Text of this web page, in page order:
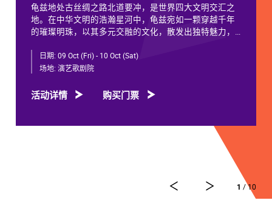
龟兹地处古丝绸之路北道要冲，是世界四大文明交汇之
地。在中华文明的浩瀚星河中，龟兹宛如一颗穿越千年
的璀璨明珠，以其多元交融的文化，散发出独特魅力，
龟兹文化流淌着古往今来各族人民的印迹和血脉，从石
我、我中有你”，成为新疆历史文化的鲜活注脚，更是中
艺术的交融流变搬上舞台。
舞剧《龟兹》集结了各方力量，佟睿睿担任总编导，文
史学者韩子勇担任编剧，主创团队汇集了制作人李东，
运，服装设计阳东霖，视觉总监王涵，编导李宏钧、魏
日期: 09 Oct (Fri) - 10 Oct (Sat)
场地: 演艺歌剧院
活动详情 购买门票
1 / 10